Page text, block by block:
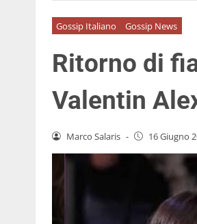
Gossip Italiano Gossip News
Ritorno di
Valentin
Marco Salaris - 16 Giugno